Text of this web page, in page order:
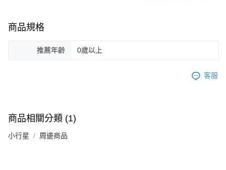
商品規格
推薦年齡 0歲以上
客服
商品相關分類 (1)
小行星 周邊商品